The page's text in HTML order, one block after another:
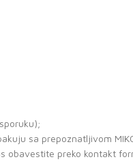
sa prepoznatljivom
obavestite preko kontakt